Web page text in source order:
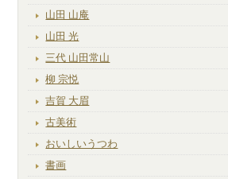
山田 山庵
山田 光
三代 山田常山
柳 宗悦
吉賀 大眉
古美術
おいしいうつわ
書画